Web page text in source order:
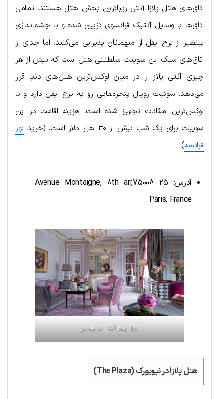
اتاق‌های هتل پلازا آنتی زیباترین بخش هتل هستند. تمامی
اتاق‌ها با وسایل آنتیک فرانسوی تزیین شده و با چشم‌اندازی
بینظیر از برج ایفل از میهمانان پذیرایی می‌کنند. اما جدای از
اتاق‌های شیک این سوییت سلطنتی هتل است که بیش از هر
چیزی آنتی پلازا را در میان لوکس‌ترین هتل‌های دنیا قرار
می‌دهد. سوئیت رویال پنجره‌هایی رو به برج ایفل دارد و با
لوکس‌ترین امکانات تجهیز شده است. هزینه اقامت در این
سوییت برای یک شب بیش از ۳۰ هزار دلار است. (خرید
تور
فرانسه)
آدرس: ۲۵ Avenue Montaigne, 8th arr,75008
Paris, France
هتل پلازا آنتی در پاریس
هتل پلازا در نیویورک (The Plaza)